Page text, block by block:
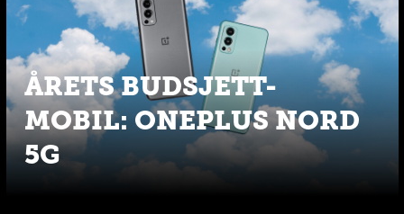
ÅRETS BUDSJETT-
MOBIL: ONEPLUS NORD
5G